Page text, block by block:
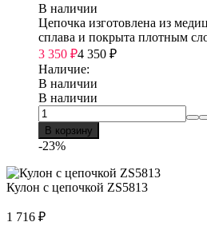
В наличии
Цепочка изготовлена из
сплава и покрыта плотным
3 350 ₽4 350 ₽
Наличие:
В наличии
В наличии
В корзину
-23%
Кулон с цепочкой ZS5813
1 716 ₽